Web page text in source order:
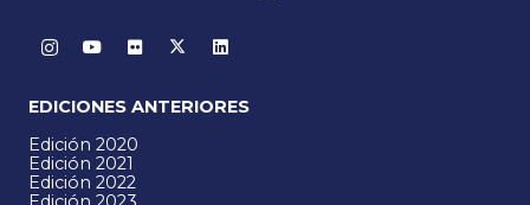
EDICIONES ANTERIORES
Edición 2020
Edición 2021
Edición 2022